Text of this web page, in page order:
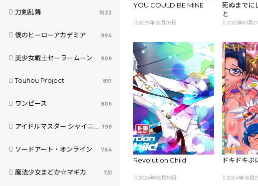
刀剣乱舞 1022
僕のヒーローアカデミア 994
美少女戦士セーラームーン 909
Touhou Project 810
ワンピース 806
アイドルマスター シャイニーカラーズ 798
ソードアート・オンライン 764
魔法少女まどか☆マギカ 731
YOU COULD BE MINE
2025年02月05日
死ぬまでに
と
2025年01月
Revolution Child
2024年06月30日
ドキドキぷ
2024年06月